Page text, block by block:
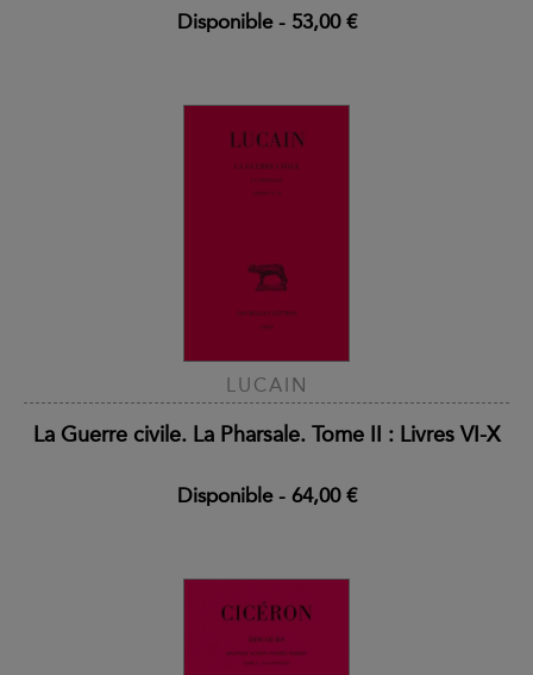
Disponible- 53,00 €
LUCAIN
La Guerre civile. La Pharsale. Tome II : Livres VI-X
Disponible- 64,00 €